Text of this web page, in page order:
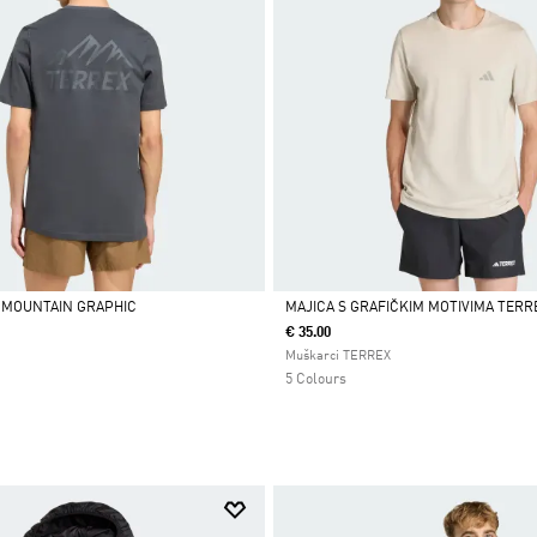
GRAPHIC
Da
MAJICA S GRAFIČKIM MOTIVIMA
€ 35.00
Muškarci TERREX
5 Colours